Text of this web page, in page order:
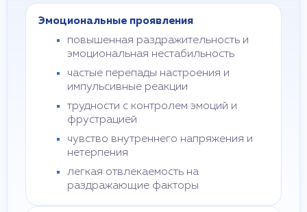
Эмоциональные проявления
повышенная раздражительность и
эмоциональная нестабильность
частые перепады настроения и
импульсивные реакции
трудности с контролем эмоций и
фрустрацией
чувство внутреннего напряжения и
нетерпения
легкая отвлекаемость на
раздражающие факторы